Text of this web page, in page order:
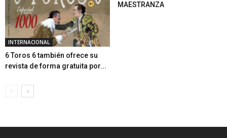
INTERNACIONAL
6 Toros 6 también ofrece su
revista de forma gratuita por...
MAESTRANZA